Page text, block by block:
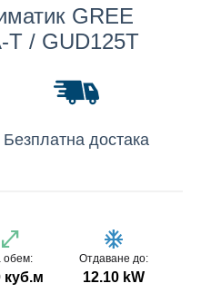
GREE
T / GUD125T
Безплатна достака
open_in_full
обем:
куб.м
ac_unit
Отдаване до:
12.10 kW